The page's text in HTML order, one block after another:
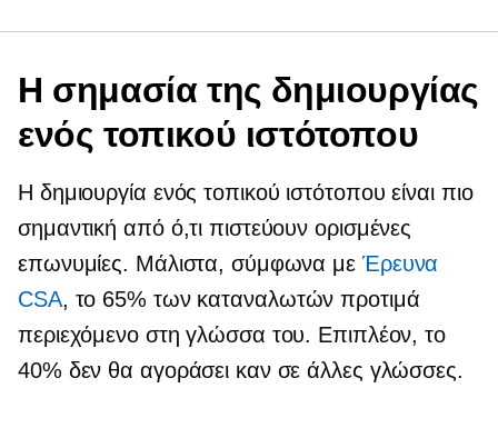
Η σημασία της δημιουργίας
ενός τοπικού ιστότοπου
Η δημιουργία ενός τοπικού ιστότοπου είναι πιο
σημαντική από ό,τι πιστεύουν ορισμένες
επωνυμίες. Μάλιστα, σύμφωνα με Έρευνα
CSA, το 65% των καταναλωτών προτιμά
περιεχόμενο στη γλώσσα του. Επιπλέον, το
40% δεν θα αγοράσει καν σε άλλες γλώσσες.